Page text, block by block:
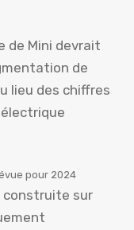
de Mini devrait
de
lieu des chiffres
électrique
pour 2024
construite sur